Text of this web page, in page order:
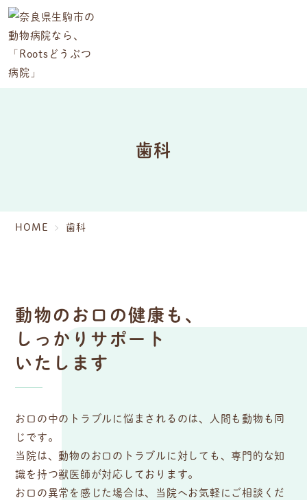
歯科
HOME 歯科
動物のお口の健康も、
しっかりサポート
いたします
お口の中のトラブルに悩まされるのは、人間も動物も同
じです。
当院は、動物のお口のトラブルに対しても、専門的な知
識を持つ獣医師が対応しております。
お口の異常を感じた場合は、当院へお気軽にご相談くだ